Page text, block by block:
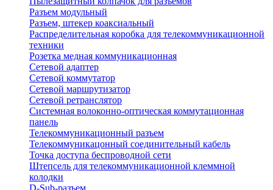
Разъем модульный
Разъем, штекер коаксиальный
Распределительная коробка для телекоммуникационной
техники
Розетка медная коммуникационная
Сетевой адаптер
Сетевой коммутатор
Сетевой маршрутизатор
Сетевой ретранслятор
Системная волоконно-оптическая коммутационная
панель
Телекоммуникационный разъем
Телекоммуникацонный соединительный кабель
Точка доступа беспроводной сети
Штепсель для телекоммуникационной клеммной
колодки
D-Sub-разъем